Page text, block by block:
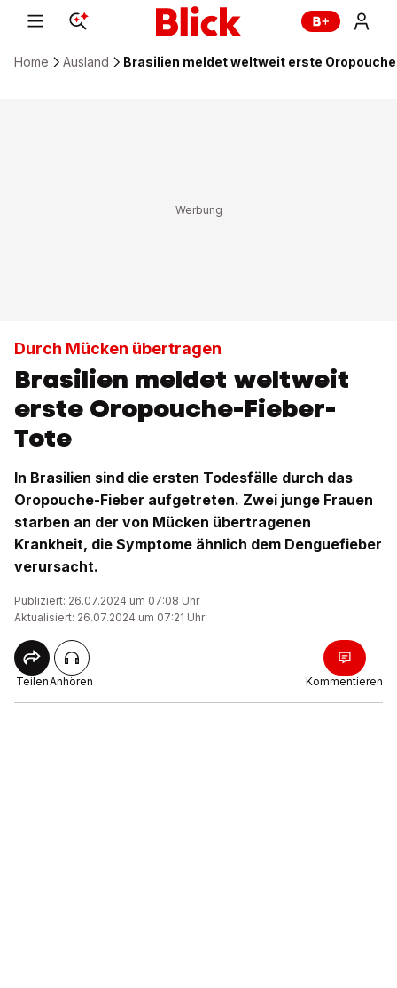
Home Ausland Brasilien meldet weltweit erste
Durch Mücken übertragen
Brasilien meldet weltweit
erste Oropouche-Fieber-
Tote
In Brasilien sind die ersten Todesfälle durch das
Oropouche-Fieber aufgetreten. Zwei junge Frauen
starben an der von Mücken übertragenen
Krankheit, die Symptome ähnlich dem Denguefieber
verursacht.
Publiziert: 26.07.2024 um 07:08 Uhr
Aktualisiert: 26.07.2024 um 07:21 Uhr
TeilenAnhören Kommentieren